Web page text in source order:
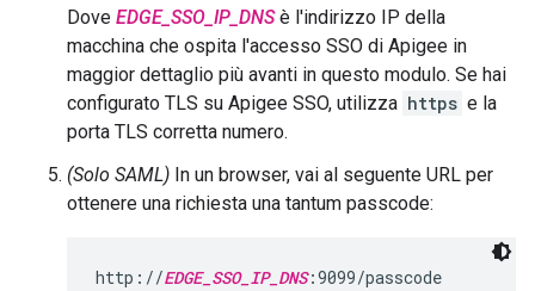
Dove EDGE_SSO_IP_DNSè l'indirizzo IP della
macchina che ospita l'accesso SSO di Apigee in
maggior dettaglio più avanti in questo modulo. Se hai
configurato TLS su Apigee SSO, utilizza https e la
porta TLS corretta numero.
(Solo SAML) In un browser, vai al seguente URL per
ottenere una richiesta una tantum passcode:
http://EDGE_SSO_IP_DNS:9099/passcode